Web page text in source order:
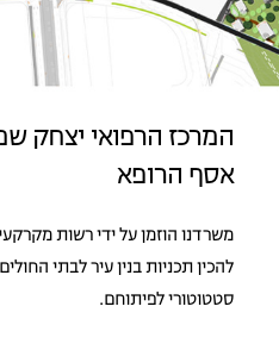
המרכז הרפואי יצחק
אסף הרופא
משרדנו הוזמן על ידי רשות
להכין תכניות בנין עיר לבתי
סטטוטורי לפיתוחם.